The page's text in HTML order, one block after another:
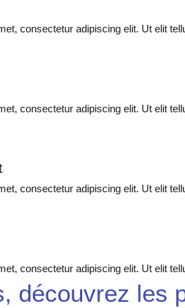
consectetur adipiscing elit. Ut elit
consectetur adipiscing elit. Ut elit
consectetur adipiscing elit. Ut elit
consectetur adipiscing elit. Ut elit
découvrez les